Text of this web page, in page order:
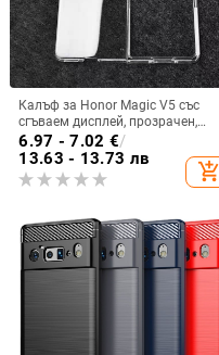
Калъф за Honor Magic V5 със
сгъваем дисплей, прозрачен,
лъскав, PC материал
6.97 - 7.02 €/
13.63 - 13.73 лв
add_shopping_cart